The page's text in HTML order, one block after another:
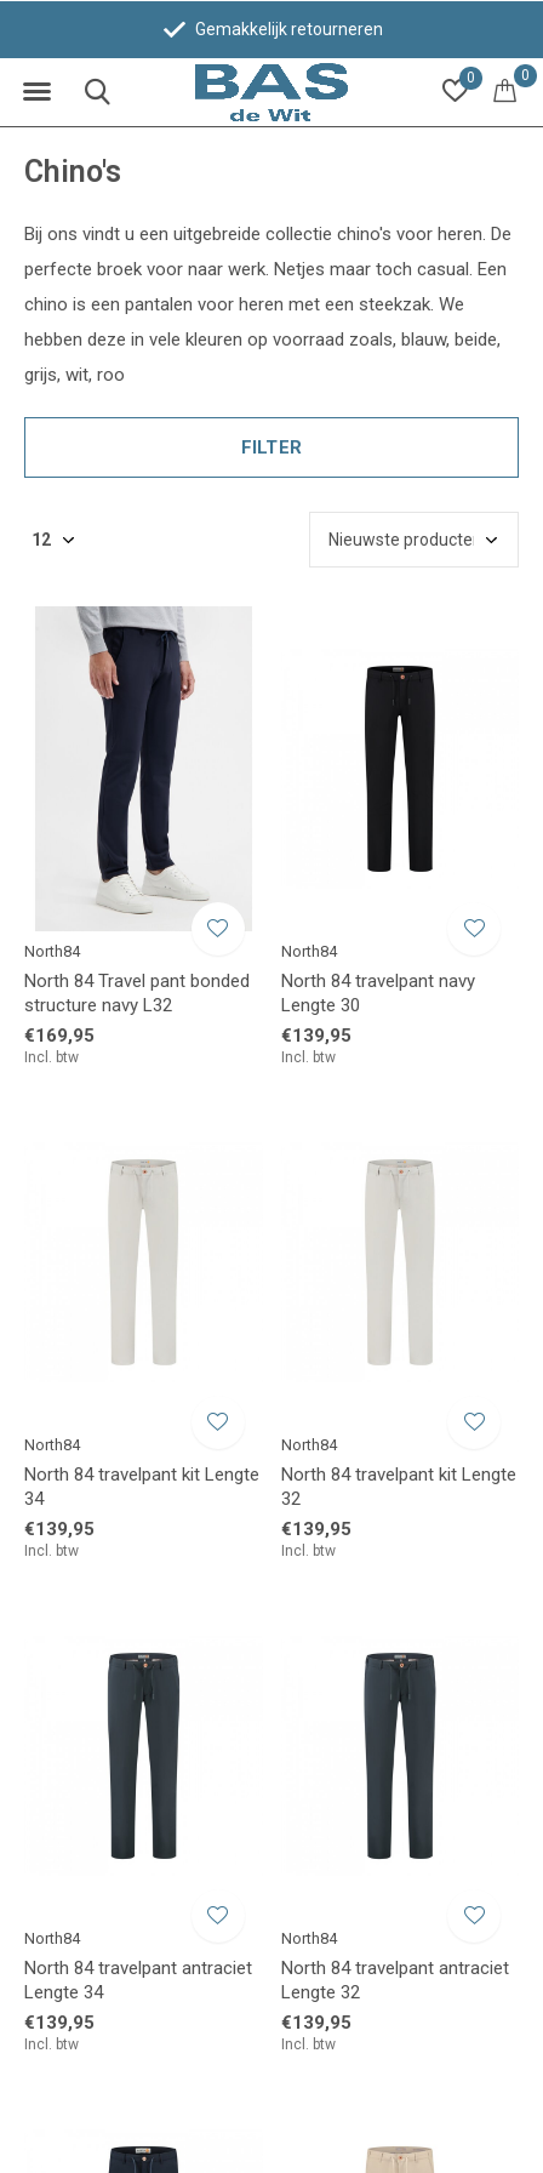
0 0
Gemakkelijk retourneren
Chino's
Bij ons vindt u een uitgebreide collectie chino's voor heren. De
perfecte broek voor naar werk. Netjes maar toch casual. Een
chino is een pantalen voor heren met een steekzak. We
hebben deze in vele kleuren op voorraad zoals, blauw, beide,
grijs, wit, roo
FILTER
North84
North 84 Travel pant bonded
structure navy L32
€169,95
Incl. btw
North84
North 84 travelpant navy
Lengte 30
€139,95
Incl. btw
North84
North 84 travelpant kit Lengte
34
€139,95
Incl. btw
North84
North 84 travelpant kit Lengte
32
€139,95
Incl. btw
North84
North 84 travelpant antraciet
Lengte 34
€139,95
Incl. btw
North84
North 84 travelpant antraciet
Lengte 32
€139,95
Incl. btw